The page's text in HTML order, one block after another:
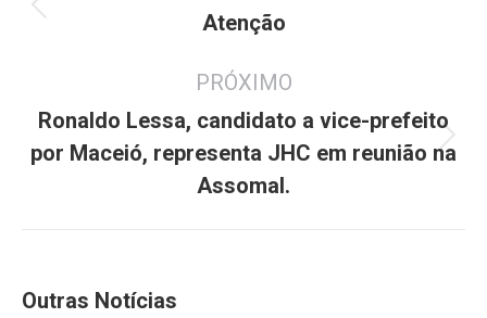
post:
Post
Atenção
PRÓXIMO
Próximo
post:
Ronaldo Lessa, candidato a vice-prefeito
por Maceió, representa JHC em reunião na
Assomal.
Outras Notícias